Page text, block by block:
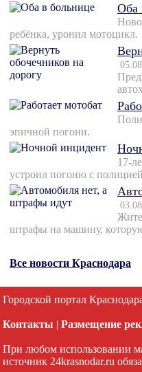
Оба
ребёнка, уронил мотоцикл.
эпичной погони.
17-
устроил погоню с
штрафы на машину,
Все новости Краснодара
Городской портал
Контакты | Размещение
При любом использовании
источник 24krasnodar.ru